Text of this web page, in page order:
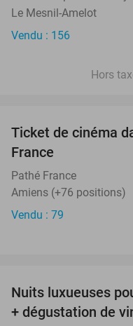
Le Mesnil-Amelot
Vendu : 156
Hors
Ticket de cinéma
France
Pathé France
Amiens (+76 positions)
Vendu : 79
Nuits luxueuses
+ dégustation de